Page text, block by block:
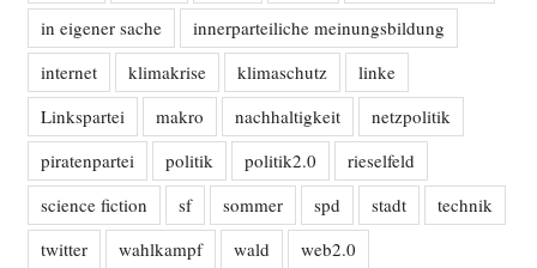
in eigener sache
innerparteiliche meinungsbildung
internet
klimakrise klimaschutz
linke
Linkspartei
makro nachhaltigkeit
netzpolitik
piratenpartei
politik politik2.0
rieselfeld
science fiction
sf sommer spd stadt
technik
twitter
wahlkampf wald
web2.0